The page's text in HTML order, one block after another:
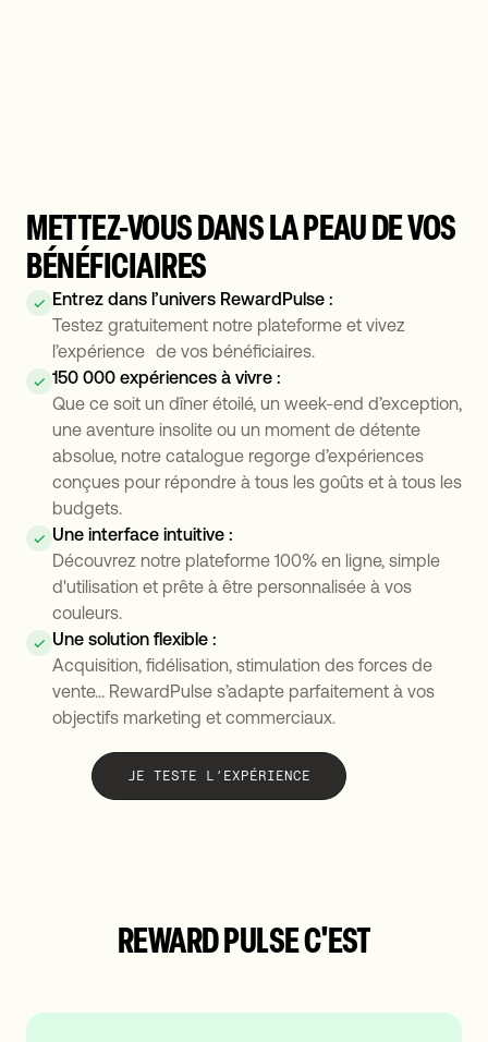
METTEZ-VOUS DANS LA PEAU DE VOS
BÉNÉFICIAIRES
Entrez dans l’univers RewardPulse :
Testez gratuitement notre plateforme et vivez
l’expérience de vos bénéficiaires.
150 000 expériences à vivre :
Que ce soit un dîner étoilé, un week-end d’exception,
une aventure insolite ou un moment de détente
absolue, notre catalogue regorge d’expériences
conçues pour répondre à tous les goûts et à tous les
budgets.
Une interface intuitive :
Découvrez notre plateforme 100% en ligne, simple
d'utilisation et prête à être personnalisée à vos
couleurs.
Une solution flexible :
Acquisition, fidélisation, stimulation des forces de
vente... RewardPulse s’adapte parfaitement à vos
objectifs marketing et commerciaux.
JE TESTE L’EXPÉRIENCE
REWARD PULSE C'EST